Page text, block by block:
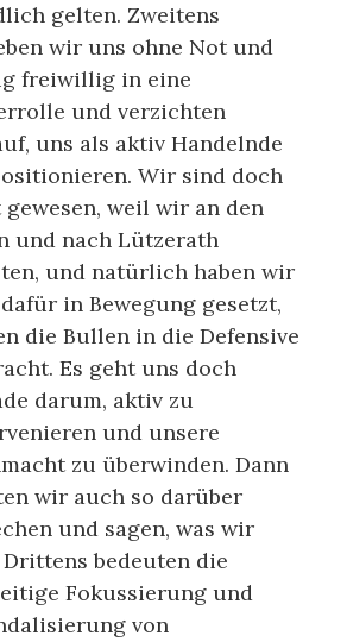
gelten. Zweitens
wir uns ohne Not und
freiwillig in eine
und verzichten
uns als aktiv Handelnde
Wir sind doch
weil wir an den
und nach Lützerath
und natürlich haben wir
in Bewegung gesetzt,
die Bullen in die Defensive
Es geht uns doch
darum, aktiv zu
und unsere
zu überwinden. Dann
wir auch so darüber
und sagen, was wir
bedeuten die
Fokussierung und
von